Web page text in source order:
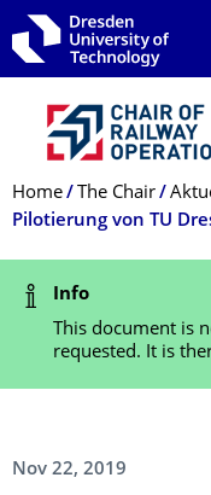
Skip to main navigation
Skip to search
Skip to content
Breadcrumb Menu
Home The Chair
Status Message
Info
This document is
requested. It is
Nov 22, 2019